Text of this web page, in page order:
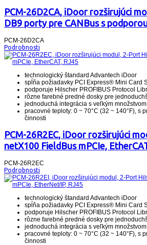
PCM-26D2CA, iDoor rozširujúci
DB9 porty pre CANBus s
PCM-26D2CA
Podrobnosti
technologický štandard Advantech iDoor
spĺňa požiadavky PCI Express® Mini Card
podporuje Hilscher PROFIBUS Protocol
rôzne farebné predné dosky pre
jednoduchá integrácia s veľkým
pracovné teploty: 0 ~ 70°C (32 ~ 140°F), s
činnosti
PCM-26R2EC, iDoor rozširujúci
netX100 FieldBus mPCIe,
PCM-26R2EC
Podrobnosti
technologický štandard Advantech iDoor
spĺňa požiadavky PCI Express® Mini Card
podporuje Hilscher PROFIBUS Protocol
rôzne farebné predné dosky pre
jednoduchá integrácia s veľkým
pracovné teploty: 0 ~ 70°C (32 ~ 140°F), s
činnosti